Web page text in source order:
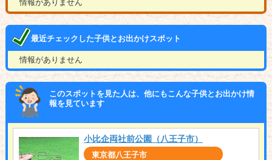
情報がありません
最近チェックした子供とお出かけスポット
情報がありません
このスポットを見た人は、他にもこんな子供とお出かけ情
報を見ています
小比企両社前公園（八王子市）
東京都八王子市